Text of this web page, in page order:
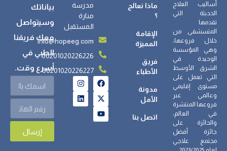
أساليب العلاج
الحديثة التي
تقدمها
المتسشفى من
خلال فروعها،
وهي المؤسسة
الوحيدة في
الشرق الأوسط
التي تعمل على
مستوى إقليمي
وعالمي عبر
فروعها المنتشرة
في العالم،
والحائزة على
جائزة أفضل
مجتمع علاجي
ماذا نعالج
؟
الإقامة
المميزة
فريق
الأطباء
مدونة
الأمل
اتصل بنا
مدرسة
منارة
المستقبل
info@hopeeg.com
00201020226226
00201020226227
بياناتك
وسيتواصل
معك فريقنا
الطبي في
أسرع وقت.
إرسال